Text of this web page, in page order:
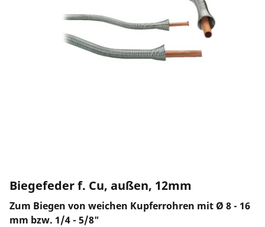
Länderauswahl
Biegefeder f. Cu, außen, 12mm
Zum Biegen von weichen Kupferrohren mit Ø 8 - 16
mm bzw. 1/4 - 5/8"